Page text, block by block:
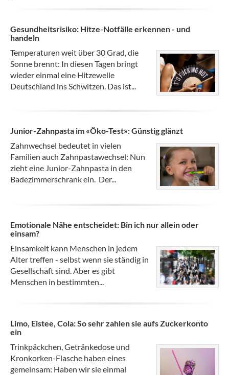
Gesundheitsrisiko: Hitze-Notfälle erkennen - und
handeln
Temperaturen weit über 30 Grad, die
Sonne brennt: In diesen Tagen bringt
wieder einmal eine Hitzewelle
Deutschland ins Schwitzen. Das ist...
Junior-Zahnpasta im «Öko-Test»: Günstig glänzt
Zahnwechsel bedeutet in vielen
Familien auch Zahnpastawechsel: Nun
zieht eine Junior-Zahnpasta in den
Badezimmerschrank ein. Der...
Emotionale Nähe entscheidet: Bin ich nur allein oder
einsam?
Einsamkeit kann Menschen in jedem
Alter treffen - selbst wenn sie ständig in
Gesellschaft sind. Aber es gibt
Menschen in bestimmten...
Limo, Eistee, Cola: So sehr zahlen sie aufs Zuckerkonto
ein
Trinkpäckchen, Getränkedose und
Kronkorken-Flasche haben eines
gemeinsam: Haben wir sie einmal